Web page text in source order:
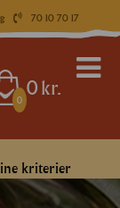
70 10 70 17
0
0 kr.
kriterier